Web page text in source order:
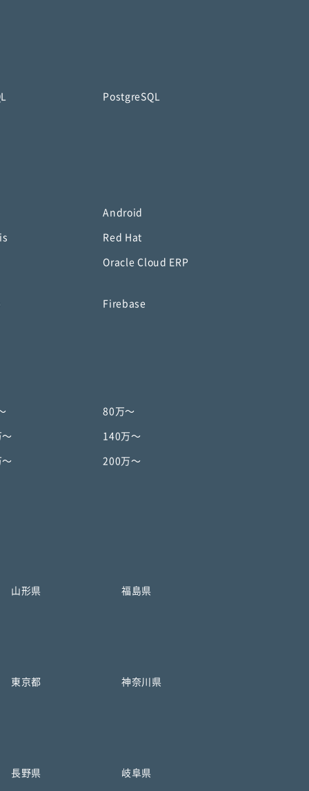
PostgreSQL
Android
Red Hat
Oracle Cloud ERP
Firebase
80万〜
〜 140万〜
〜 200万〜
山形県 福島県
東京都 神奈川県
長野県 岐阜県